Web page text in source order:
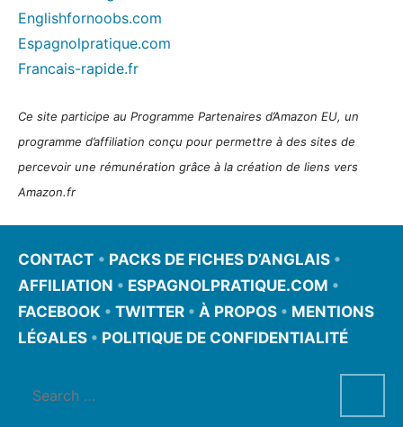
Englishfornoobs.com
Espagnolpratique.com
Francais-rapide.fr
Ce site participe au Programme Partenaires d’Amazon EU, un
programme d’affiliation conçu pour permettre à des sites de
percevoir une rémunération grâce à la création de liens vers
Amazon.fr
CONTACT • PACKS DE FICHES D’ANGLAIS •
AFFILIATION • ESPAGNOLPRATIQUE.COM •
FACEBOOK • TWITTER • À PROPOS • MENTIONS
LÉGALES • POLITIQUE DE CONFIDENTIALITÉ